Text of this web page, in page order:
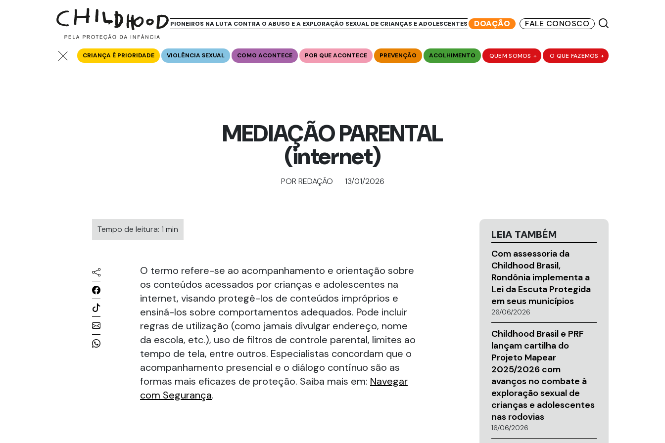
PIONEIROS NA LUTA CONTRA O ABUSO E A EXPLORAÇÃO SEXUAL DE CRIANÇAS E ADOLESCENTES DOAÇÃO FALE CONOSCO
CRIANÇA É PRIORIDADE VIOLÊNCIA SEXUAL COMO ACONTECE POR QUE ACONTECE PREVENÇÃO ACOLHIMENTO QUEM SOMOS + O QUE FAZEMOS +
MEDIAÇÃO PARENTAL
(internet)
POR REDAÇÃO 13/01/2026
Tempo de leitura: 1 min
O termo refere-se ao acompanhamento e orientação sobre
os conteúdos acessados por crianças e adolescentes na
internet, visando protegê-los de conteúdos impróprios e
ensiná-los sobre comportamentos adequados. Pode incluir
regras de utilização (como jamais divulgar endereço, nome
da escola, etc.), uso de filtros de controle parental, limites ao
tempo de tela, entre outros. Especialistas concordam que o
acompanhamento presencial e o diálogo contínuo são as
formas mais eficazes de proteção. Saiba mais em: Navegar
com Segurança.
LEIA TAMBÉM
Com assessoria da
Childhood Brasil,
Rondônia implementa a
Lei da Escuta Protegida
em seus municípios
26/06/2026
Childhood Brasil e PRF
lançam cartilha do
Projeto Mapear
2025/2026 com
avanços no combate à
exploração sexual de
crianças e adolescentes
nas rodovias
16/06/2026